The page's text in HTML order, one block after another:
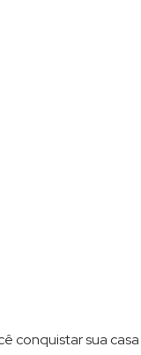
conquistar sua casa